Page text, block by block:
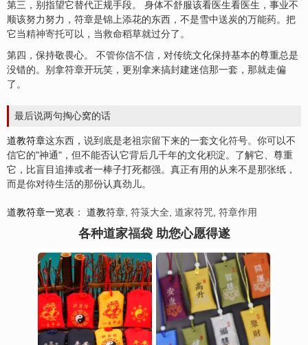
第三，别指望它替代正规手段。 身体不舒服该看医生看医生，事业不
顺该努力努力，符章是锦上添花的东西，不是雪中送炭的万能药。把
它当精神寄托可以，当救命稻草就过分了。
第四，保持敬畏心。 不管你信不信，对传统文化保持基本的尊重总是
没错的。别拿符章开玩笑，更别拿来搞封建迷信那一套，那就走偏
了。
最后说两句掏心窝的话
道教符章这东西，说到底是老祖宗留下来的一套文化符号。你可以不
信它的"神通"，但不能否认它背后几千年的文化积淀。了解它、尊重
它，比盲目追捧或者一棒子打死都强。真正有用的从来不是那张纸，
而是你对待生活的那份认真劲儿。
道教符章一览表 ： 道教符章, 符箓大全, 道家符咒, 符章作用
各种道家福袋 助您心愿得遂